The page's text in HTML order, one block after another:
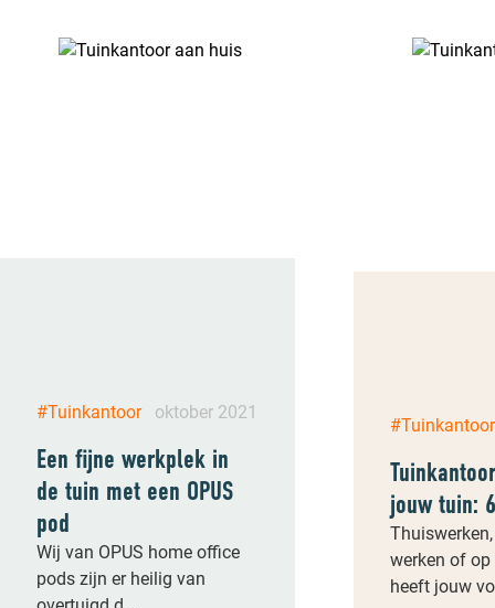
#Tuinkantoor oktober 2021
Een fijne werkplek in
de tuin met een OPUS
pod
Wij van OPUS home office
pods zijn er heilig van
#Tuinkantoor
jouw tuin:
werken of
heeft jouw